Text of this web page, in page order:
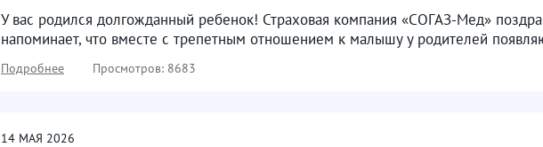
У вас родился долгожданный ребенок! Страховая компания «СОГАЗ-Мед»
напоминает, что вместе с трепетным отношением к малышу у родителей
Подробнее Просмотров: 8683
14 МАЯ 2026